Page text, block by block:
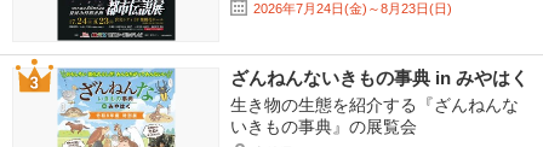
2026年7月24日(金)～8月23日(日)
ざんねんないきもの事典 in みやはく
生き物の生態を紹介する『ざんねんな
いきもの事典』の展覧会